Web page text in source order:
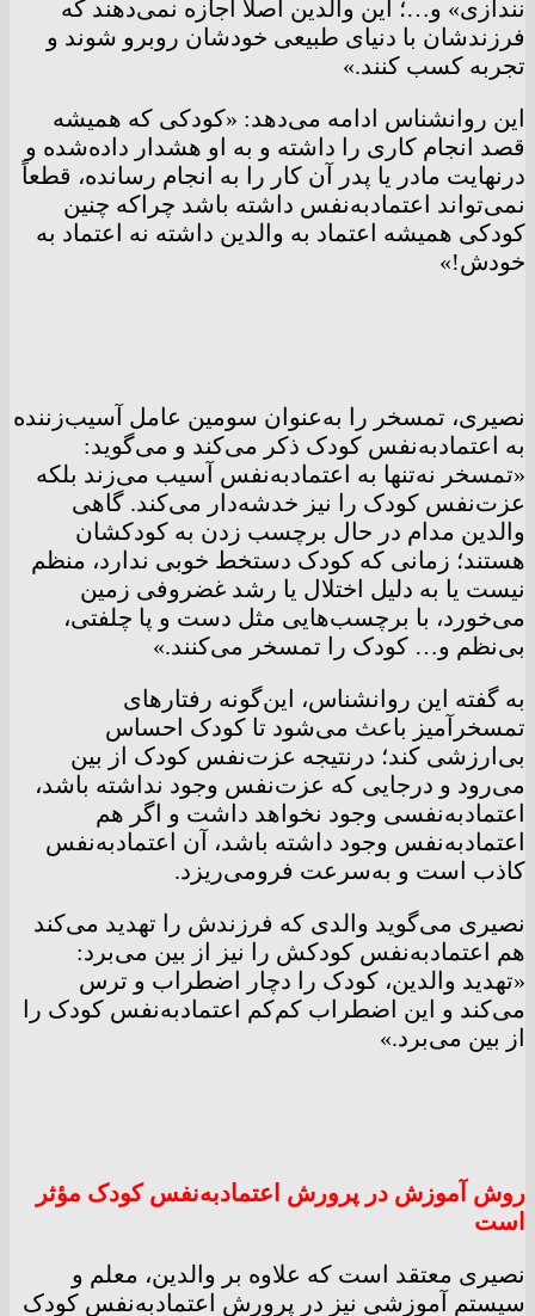
نندازی» و…؛ این والدین اصلاً اجازه نمی‌دهند که
فرزندشان با دنیای طبیعی خودشان روبرو شوند و
تجربه کسب کنند.»
این روانشناس ادامه می‌دهد: «کودکی که همیشه
قصد انجام کاری را داشته و به او هشدار داده‌شده و
درنهایت مادر یا پدر آن کار را به انجام رسانده، قطعاً
نمی‌تواند اعتمادبه‌نفس داشته باشد چراکه چنین
کودکی همیشه اعتماد به والدین داشته نه اعتماد به
خودش!»
نصیری، تمسخر را به‌عنوان سومین عامل آسیب‌زننده
به اعتمادبه‌نفس کودک ذکر می‌کند و می‌گوید:
«تمسخر نه‌تنها به اعتمادبه‌نفس آسیب می‌زند بلکه
عزت‌نفس کودک را نیز خدشه‌دار می‌کند. گاهی
والدین مدام در حال برچسب زدن به کودکشان
هستند؛ زمانی که کودک دستخط خوبی ندارد، منظم
نیست یا به دلیل اختلال یا رشد غضروفی زمین
می‌خورد، با برچسب‌هایی مثل دست و پا چلفتی،
بی‌نظم و… کودک را تمسخر می‌کنند.»
به گفته این روانشناس، این‌گونه رفتارهای
تمسخرآمیز باعث می‌شود تا کودک احساس
بی‌ارزشی کند؛ درنتیجه عزت‌نفس کودک از بین
می‌رود و درجایی که عزت‌نفس وجود نداشته باشد،
اعتمادبه‌نفسی وجود نخواهد داشت و اگر هم
اعتمادبه‌نفس وجود داشته باشد، آن اعتمادبه‌نفس
کاذب است و به‌سرعت فرومی‌ریزد.
نصیری می‌گوید والدی که فرزندش را تهدید می‌کند
هم اعتمادبه‌نفس کودکش را نیز از بین می‌برد:
«تهدید والدین، کودک را دچار اضطراب و ترس
می‌کند و این اضطراب کم‌کم اعتمادبه‌نفس کودک را
از بین می‌برد.»
روش آموزش در پرورش اعتمادبه‌نفس کودک مؤثر
است
نصیری معتقد است که علاوه بر والدین، معلم و
سیستم آموزشی نیز در پرورش اعتمادبه‌نفس کودک